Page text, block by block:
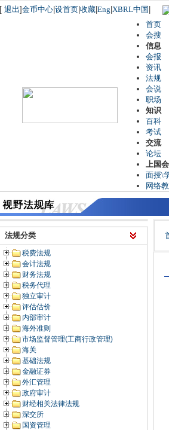
[ 退出]金币中心 设首页 收藏 Eng XBRL中国
首页
会搜
信息
会报
资讯
法规
会说
职场
知识
百科
考试
交流
论坛
上国
面授\
网络
法规分类
税费法规
会计法规
财务法规
税务代理
独立审计
评估估价
内部审计
海外准则
市场监督管理(工商行政管理)
海关
基础法规
金融证券
外汇管理
政府审计
财经相关法律法规
深交所
国资管理